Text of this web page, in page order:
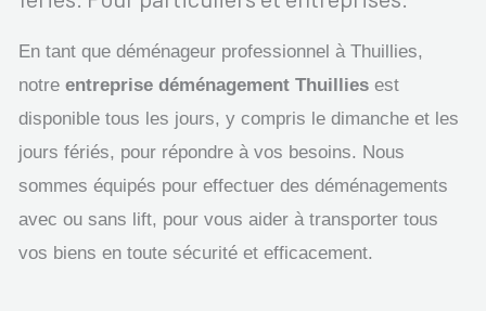
En tant que déménageur professionnel à Thuillies,
notre entreprise déménagement Thuillies est
disponible tous les jours, y compris le dimanche et les
jours fériés, pour répondre à vos besoins. Nous
sommes équipés pour effectuer des déménagements
avec ou sans lift, pour vous aider à transporter tous
vos biens en toute sécurité et efficacement.